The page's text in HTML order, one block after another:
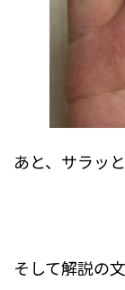
あと、サラッ
そして解説の